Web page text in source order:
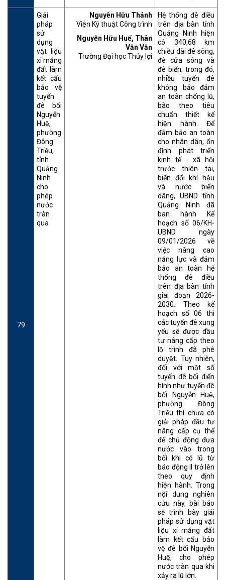
79
Giải
pháp
sử
dụng
vật liệu
xi măng
đất làm
kết cấu
bảo vệ
tuyến
đê bối
Nguyễn
Huệ,
phường
Đông
Triều,
tỉnh
Quảng
Ninh
cho
phép
nước
tràn
qua
Nguyễn Hữu Thảnh
Viện Kỹ thuật Công trình
Nguyễn Hữu Huế, Thân
Văn Văn
Trường Đại học Thủy lợi
Hệ thống đê điều
trên địa bàn tỉnh
Quảng Ninh hiện
có 340,68 km
chiều dài đê sông,
đê cửa sông và
đê biển; trong đó,
nhiều tuyến đê
không bảo đảm
an toàn chống lũ,
bão theo tiêu
chuẩn thiết kế
hiện hành. Để
đảm bảo an toàn
cho nhân dân, ổn
định phát triển
kinh tế - xã hội
trước thiên tai,
biến đổi khí hậu
và nước biển
dâng, UBND tỉnh
Quảng Ninh đã
ban hành Kế
hoạch số 06/KH-
UBND ngày
09/01/2026 về
việc nâng cao
năng lực và đảm
bảo an toàn hệ
thống đê điều
trên địa bàn tỉnh
giai đoạn 2026-
2030. Theo kế
hoạch số 06 thì
các tuyến đê xung
yếu sẽ được đầu
tư nâng cấp theo
lộ trình đã phê
duyệt. Tuy nhiên,
đối với một số
tuyến đê bối điển
hình như tuyến đê
bối Nguyễn Huệ,
phường Đông
Triều thì chưa có
giải pháp đầu tư
nâng cấp cụ thể
để chủ động đưa
nước vào trong
bối khi có lũ từ
báo động II trở lên
theo quy định
hiện hành. Trong
nội dung nghiên
cứu này, bài báo
sẽ trình bày giải
pháp sử dụng vật
liệu xi măng đất
làm kết cấu bảo
vệ đê bối Nguyễn
Huệ, cho phép
nước tràn qua khi
xảy ra lũ lớn.